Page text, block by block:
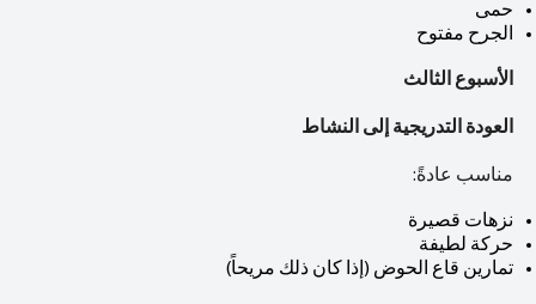
حمى
الجرح مفتوح
الأسبوع الثالث
العودة التدريجية إلى النشاط
مناسب عادةً:
نزهات قصيرة
حركة لطيفة
تمارين قاع الحوض (إذا كان ذلك مريحاً)